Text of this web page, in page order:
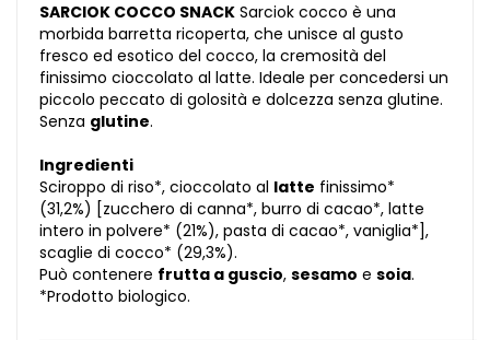
SARCIOK COCCO SNACK Sarciok cocco è una
morbida barretta ricoperta, che unisce al gusto
fresco ed esotico del cocco, la cremosità del
finissimo cioccolato al latte. Ideale per concedersi un
piccolo peccato di golosità e dolcezza senza glutine.
Senza glutine.
Ingredienti
Sciroppo di riso*, cioccolato al latte finissimo*
(31,2%) [zucchero di canna*, burro di cacao*, latte
intero in polvere* (21%), pasta di cacao*, vaniglia*],
scaglie di cocco* (29,3%).
Può contenere frutta a guscio, sesamo e soia.
*Prodotto biologico.